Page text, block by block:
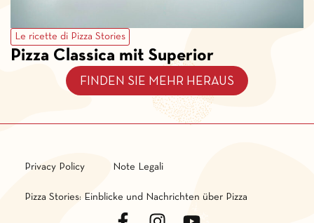
Le ricette di Pizza Stories
Pizza Classica mit Superior
FINDEN SIE MEHR HERAUS
Privacy Policy Note Legali
Pizza Stories: Einblicke und Nachrichten über Pizza